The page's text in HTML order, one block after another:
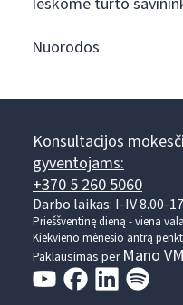
Nuorodos
Konsultacijos
gyventojams:
+370 5 260 5060
Darbo laikas: I-IV 8.00-
Prieššventinę dieną - viena
Kiekvieno mėnesio antrą
Paklausimas per Mano